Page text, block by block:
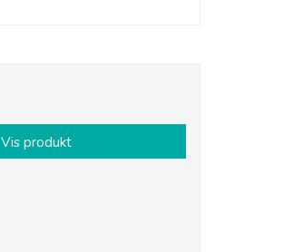
Vis produkt